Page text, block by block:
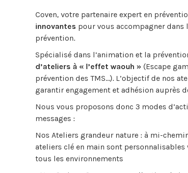
Coven, votre partenaire expert en
innovantes pour vous accompagner
prévention.
Spécialisé dans l’animation et la
d’ateliers à « l’effet waouh » (Escape
prévention des TMS…). L’objectif de nos
garantir engagement et adhésion auprès
Nous vous proposons donc 3 modes
messages :
Nos Ateliers grandeur nature : à mi-
ateliers clé en main sont personnalisables
tous les environnements